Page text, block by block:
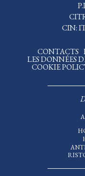
CIN:
CONTACTS
LES DONNÉES
COOKIE